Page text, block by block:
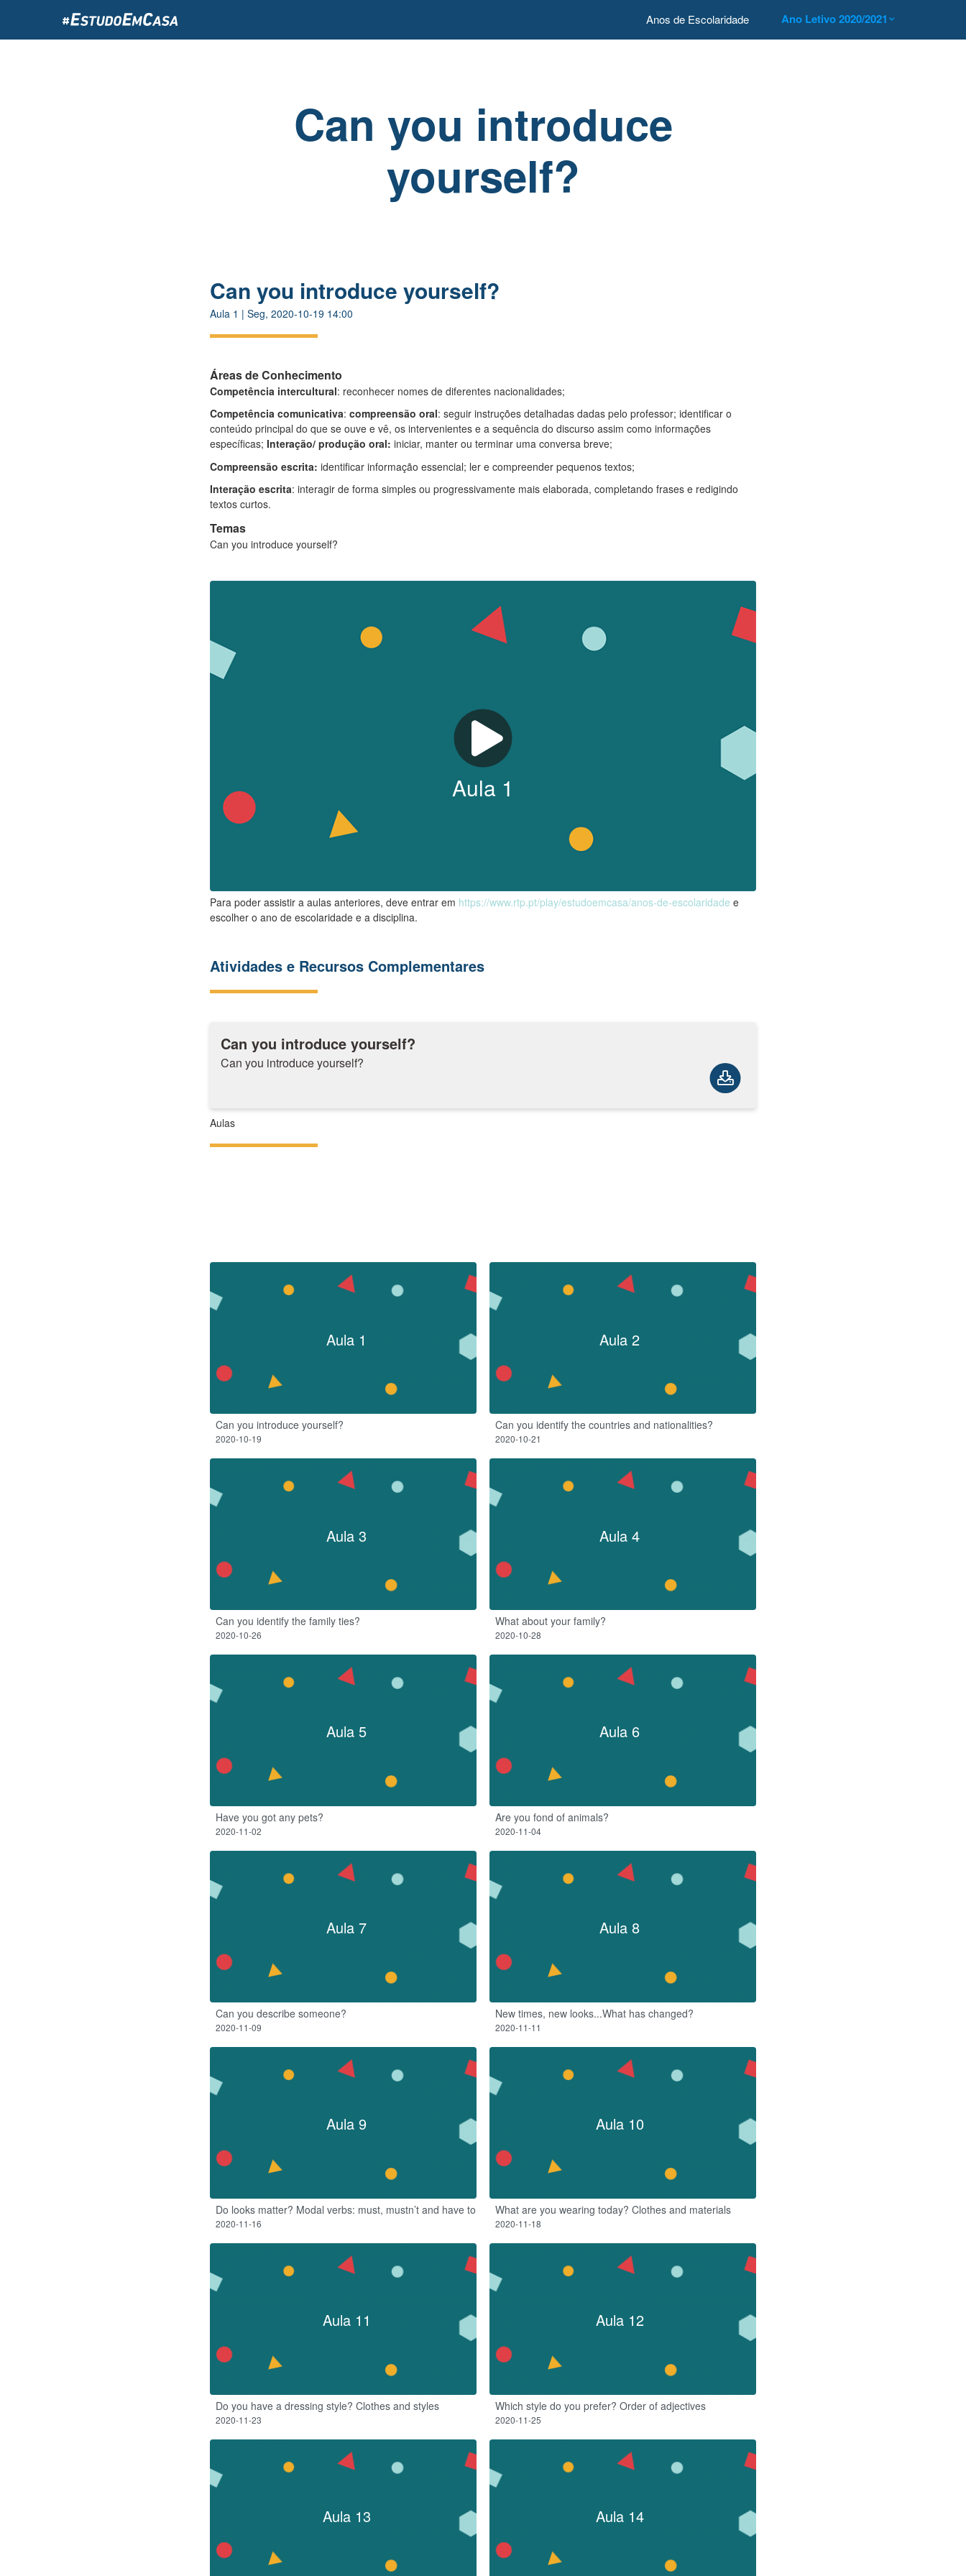
o
Anos de Escolaridade Ano Letivo 2020/2021
Can you introduce
yourself?
Can you introduce yourself?
Aula 1 | Seg, 2020-10-19 14:00
Áreas de Conhecimento
Competência intercultural: reconhecer nomes de diferentes nacionalidades;
Competência comunicativa: compreensão oral: seguir instruções detalhadas dadas pelo professor; identificar o
conteúdo principal do que se ouve e vê, os intervenientes e a sequência do discurso assim como informações
específicas; Interação/ produção oral: iniciar, manter ou terminar uma conversa breve;
Compreensão escrita: identificar informação essencial; ler e compreender pequenos textos;
Interação escrita: interagir de forma simples ou progressivamente mais elaborada, completando frases e redigindo
textos curtos.
Temas
Can you introduce yourself?
Aula 1
Para poder assistir a aulas anteriores, deve entrar em https://www.rtp.pt/play/estudoemcasa/anos-de-escolaridade e
escolher o ano de escolaridade e a disciplina.
Atividades e Recursos Complementares
Can you introduce yourself?
Can you introduce yourself?
Aulas
Aula 1
Can you introduce yourself?
2020-10-19
Aula 2
Can you identify the countries and nationalities?
2020-10-21
Aula 3
Can you identify the family ties?
2020-10-26
Aula 4
What about your family?
2020-10-28
Aula 5
Have you got any pets?
2020-11-02
Aula 6
Are you fond of animals?​
2020-11-04
Aula 7
Can you describe someone?
2020-11-09
Aula 8
New times, new looks...What has changed?
2020-11-11
Aula 9
Do looks matter? Modal verbs: must, mustn’t and have to
2020-11-16
Aula 10
What are you wearing today? Clothes and materials
2020-11-18
Aula 11
Do you have a dressing style? Clothes and styles
2020-11-23
Aula 12
Which style do you prefer? Order of adjectives
2020-11-25
Aula 13 Aula 14